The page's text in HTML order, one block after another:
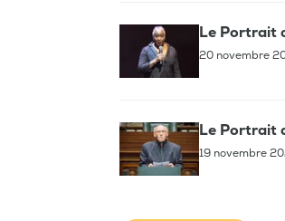
Le Portrait
20 novembre
Le Portrait
19 novembre